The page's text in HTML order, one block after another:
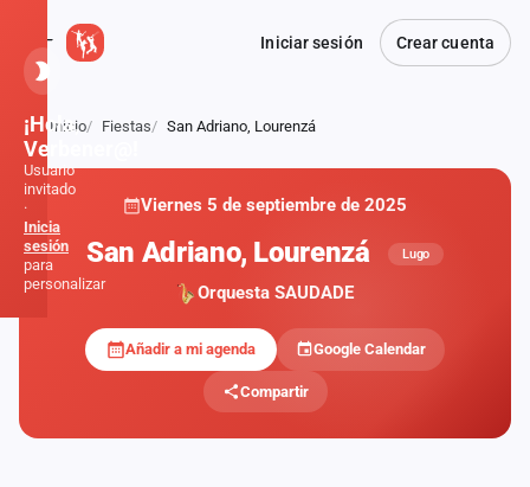
Iniciar sesión Crear cuenta
Atrás
Inicio Fiestas San Adriano, Lourenzá
Viernes 5 de septiembre de 2025
San Adriano, Lourenzá Lugo
Orquesta SAUDADE
Añadir a mi agenda Google Calendar
Compartir
¡Hola,
Verbener@!
Usuario
invitado
·
Inicia
sesión
para
personalizar